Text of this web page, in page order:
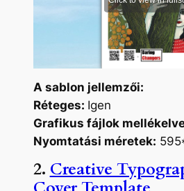
A sablon jellemzői:
Réteges: Igen
Grafikus fájlok
Nyomtatási méretek:
2. Creative